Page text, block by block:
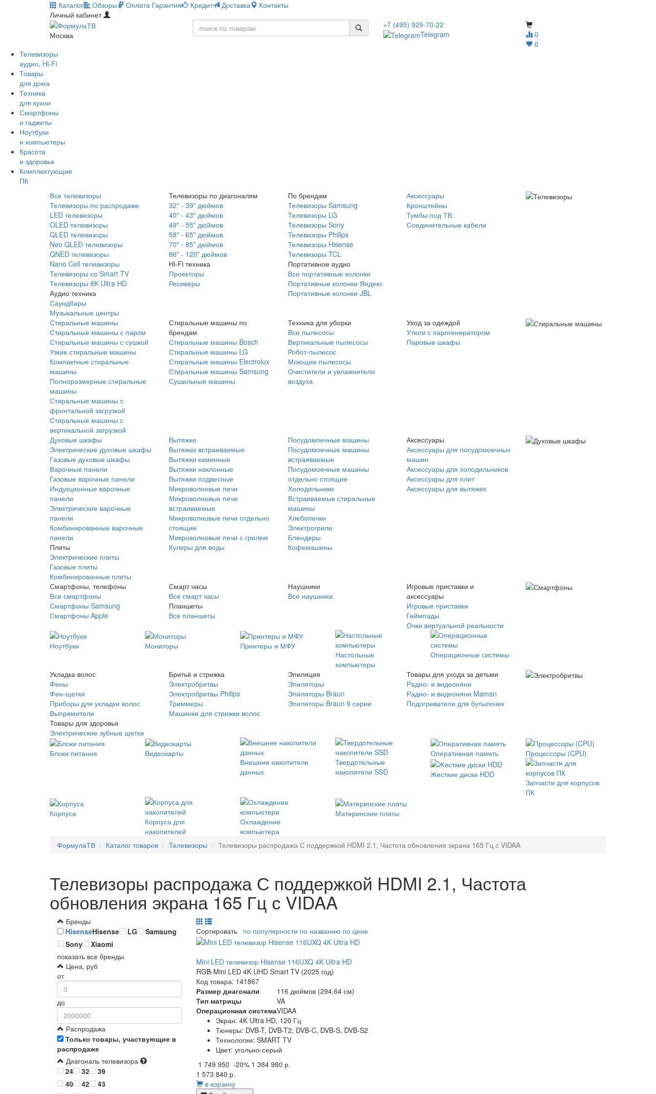
Каталог Обзоры Оплата Гарантия Кредит Доставка
Контакты
Личный кабинет
Москва
0
0
+7 (495) 929-70-22
Telegram
Телевизоры
аудио, Hi-Fi
Товары
для дома
Техника
для кухни
Смартфоны
и гаджеты
Ноутбуки
и компьютеры
Красота
и здоровье
Комплектующие
ПК
Все телевизоры
Телевизоры по распродаже
LED телевизоры
OLED телевизоры
QLED телевизоры
Neo QLED телевизоры
QNED телевизоры
Nano Cell телевизоры
Телевизоры со Smart TV
Телевизоры 8K Ultra HD
Аудио техника
Саундбары
Музыкальные центры
Телевизоры по диагоналям
32" - 39" дюймов
40" - 43" дюймов
49" - 55" дюймов
58" - 65" дюймов
70" - 85" дюймов
86" - 120" дюймов
Hi-Fi техника
Проекторы
Ресиверы
По брендам
Телевизоры Samsung
Телевизоры LG
Телевизоры Sony
Телевизоры Philips
Телевизоры Hisense
Телевизоры TCL
Портативное аудио
Все портативные колонки
Портативные колонки Яндекс
Портативные колонки JBL
Аксессуары
Кронштейны
Тумбы под ТВ
Соединительные кабели
Стиральные машины
Стиральные машины с паром
Стиральные машины с сушкой
Узкие стиральные машины
Компактные стиральные
машины
Полноразмерные стиральные
машины
Стиральные машины с
фронтальной загрузкой
Стиральные машины с
вертикальной загрузкой
Стиральные машины по
брендам
Стиральные машины Bosch
Стиральные машины LG
Стиральные машины Electrolux
Стиральные машины Samsung
Сушильные машины
Техника для уборки
Все пылесосы
Вертикальные пылесосы
Робот-пылесос
Моющие пылесосы
Очистители и увлажнители
воздуха
Уход за одеждой
Утюги с парогенератором
Паровые шкафы
Духовые шкафы
Электрические духовые шкафы
Газовые духовые шкафы
Варочные панели
Газовые варочные панели
Индукционные варочные
панели
Электрические варочные
панели
Комбинированные варочные
панели
Плиты
Электрические плиты
Газовые плиты
Комбинированные плиты
Вытяжки
Вытяжки встраеваемые
Вытяжки каминные
Вытяжки наклонные
Вытяжки подвесные
Микроволновые печи
Микроволновые печи
встраиваемые
Микроволновые печи отдельно
стоящие
Микроволновые печи с грилем
Кулеры для воды
Посудомоечные машины
Посудомоечные машины
встраиваемые
Посудомоечные машины
отдельно стоящие
Холодильники
Встраиваемые стиральные
машины
Хлебопечки
Электрогрили
Блендеры
Кофемашины
Аксессуары
Аксессуары для посудомоечных
машин
Аксессуары для холодильников
Аксессуары для плит
Аксессуары для вытяжек
Смартфоны, телефоны
Все смартфоны
Смартфоны Samsung
Смартфоны Apple
Смарт часы
Все смарт часы
Планшеты
Все планшеты
Наушники
Все наушники
Игровые приставки и
аксессуары
Игровые приставки
Геймпады
Очки виртуальной реальности
Ноутбуки Мониторы
Принтеры и МФУ
Настольные
компьютеры
Операционные системы
Укладка волос
Фены
Фен-щетки
Приборы для укладки волос
Выпрямители
Товары для здоровья
Электрические зубные щетки
Бритьё и стрижка
Электробритвы
Электробритвы Philips
Триммеры
Машинки для стрижки волос
Эпиляция
Эпиляторы
Эпиляторы Braun
Эпиляторы Braun 9 серии
Товары для ухода за детьми
Радио- и видеоняни
Радио- и видеоняни Maman
Подогреватели для бутылочек
Блоки питания
Видеокарты
Внешние накопители
данных
Твердотельные
накопители SSD
Оперативная память Процессоры (CPU)
Жесткие диски HDD
Запчасти для корпусов
ПК
Корпуса
Корпуса для
накопителей
Охлаждение
компьютера
Материнские платы
ФормулаТВ Каталог товаров Телевизоры Телевизоры распродажа С поддержкой HDMI 2.1, Частота обновления экрана 165 Гц с VIDAA
Телевизоры распродажа С поддержкой HDMI 2.1, Частота
обновления экрана 165 Гц с VIDAA
Бренды
HisenseHisense LG
Samsung
Sony
Xiaomi
показать все бренды
Цена, руб
от
до
Распродажа
Только товары, участвующие в
распродаже
Диагональ телевизора
24
32
39
40
42
43
Сортировать по популярности по названию по цене
Mini LED телевизор Hisense 116UXQ 4K Ultra HD
RGB-Mini LED 4K UHD Smart TV (2025 год)
Код товара: 141867
Размер диагонали
116 дюймов (294.64 см)
Тип матрицы
VA
Операционная системаVIDAA
Экран: 4K Ultra HD, 120 Гц
Тюнеры: DVB-T, DVB-T2, DVB-C, DVB-S, DVB-S2
Технологии: SMART TV
Цвет: угольно-серый
1 749 950 -20% 1 384 980 р.
1 573 840 р.
в корзину